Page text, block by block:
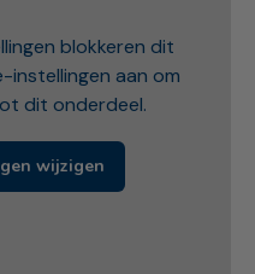
blokkeren dit
instellingen aan om
dit onderdeel.
wijzigen